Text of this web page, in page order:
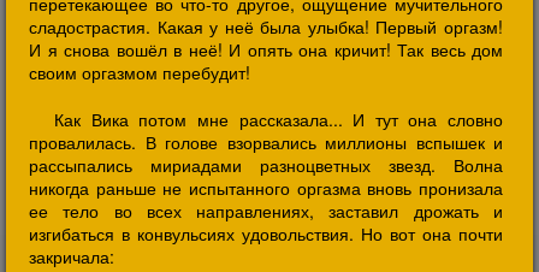
сладострастия. Какая у неё была улыбка! Первый оргазм!
И я снова вошёл в неё! И опять она кричит! Так весь дом
своим оргазмом перебудит!
Как Вика потом мне рассказала... И тут она словно
провалилась. В голове взорвались миллионы вспышек и
рассыпались мириадами разноцветных звезд. Волна
никогда раньше не испытанного оргазма вновь пронизала
ее тело во всех направлениях, заставил дрожать и
изгибаться в конвульсиях удовольствия. Но вот она почти
закричала: